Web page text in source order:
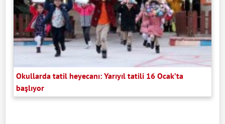
Okullarda tatil heyecanı: Yarıyıl tatili 16 Ocak’ta
başlıyor